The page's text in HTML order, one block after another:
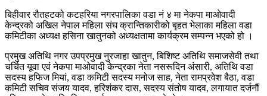
बिहीवार रौतहटको कटहरिया नगरपालिका वडा नं ४ मा नेकपा माओवादी
केन्द्रको अखिल नेपाल महिला संघ क्रान्तिकारीको बृहत भेलाका महिला वडा
कमिटीका अध्यक्ष हसिना खातुनको अध्यक्षतामा कार्यक्रम सम्पन्न भएको हो ।
प्रमुख अतिथि नगर उपप्रमुख नुरजाहा खातुन, बिशिष्ट अतिथि समाजसेवी तथा
चर्चित यूवा एवं नेकपा माओवादी केन्द्रका नेता नसरूदिन अंसारी, अतिथि वडा
सदस्य हफिज मियां, वडा कमिटी सदस्य मनोज साह, नेता रामप्रवेश बैठा, वडा
कमिटी सचिव संजय यादव, हरिशंकर दास, सदस्य संतोष यादव, लगायात दर्जनौं